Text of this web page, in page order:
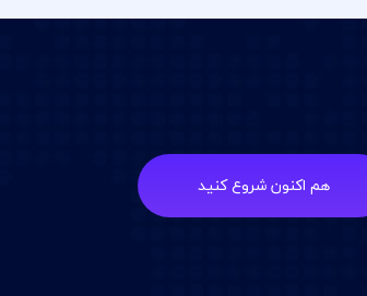
هم اکنون شروع کنید